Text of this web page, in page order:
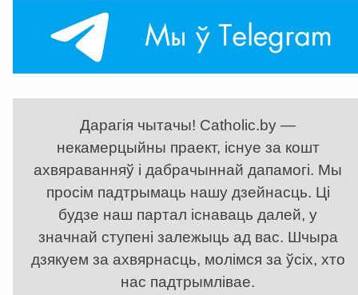
Дарагія чытачы! Catholic.by —
некамерцыйны праект, існуе за кошт
ахвяраванняў і дабрачыннай дапамогі. Мы
просім падтрымаць нашу дзейнасць. Ці
будзе наш партал існаваць далей, у
значнай ступені залежыць ад вас. Шчыра
дзякуем за ахвярнасць, молімся за ўсіх, хто
нас падтрымлівае.